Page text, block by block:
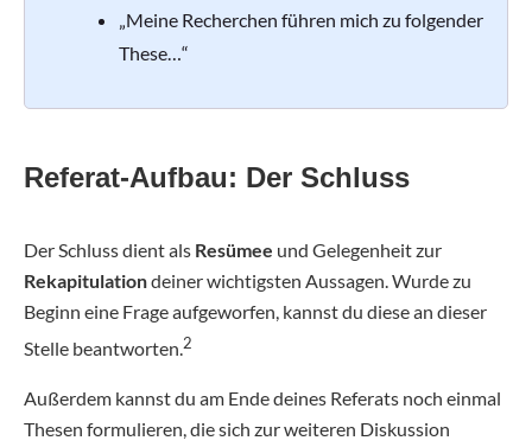
„Meine Recherchen führen mich zu folgender
These…“
Referat-Aufbau: Der Schluss
Der Schluss dient als Resümee und Gelegenheit zur
Rekapitulationdeiner wichtigsten Aussagen. Wurde zu
Beginn eine Frage aufgeworfen, kannst du diese an dieser
Stelle beantworten.2
Außerdem kannst du am Ende deines Referats noch einmal
Thesen formulieren, die sich zur weiteren Diskussion